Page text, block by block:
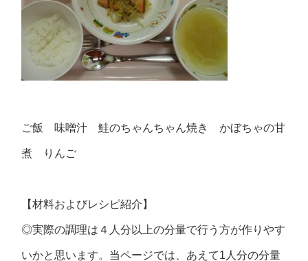
ご飯 味噌汁 鮭のちゃんちゃん焼き かぼちゃの甘
煮 りんご
【材料およびレシピ紹介】
◎実際の調理は４人分以上の分量で行う方が作りやす
いかと思います。当ページでは、あえて1人分の分量